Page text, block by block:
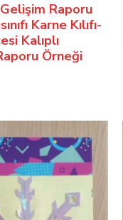
Raporu
Karne Kılıfı-
Kalıplı
Örneği